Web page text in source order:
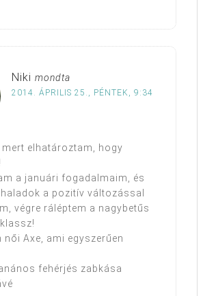
Niki mondta
2014. ÁPRILIS 25., PÉNTEK, 9:34
mert elhatároztam, hogy
a januári fogadalmaim, és
a pozitív változással
végre ráléptem a nagybetűs
női Axe, ami egyszerűen
fehérjés zabkása